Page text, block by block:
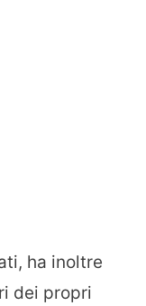
ha inoltre
dei propri